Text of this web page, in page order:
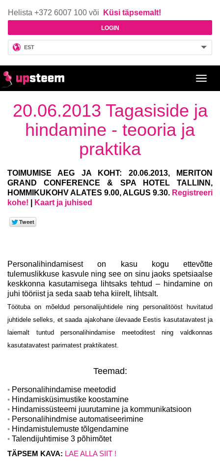
Helista +372 6007 100 või Küsi täpsemalt!
LOGIN
EST
20.06.2013 Tagasiside ja
hindamine - teooria ja
praktika
TOIMUMISE AEG JA KOHT: 20.06.2013, MERITON
GRAND CONFERENCE & SPA HOTEL TALLINN,
HOMMIKUKOHV ALATES 9.00, ALGUS 9.30. Registreeri
kohe!
Kaart ja juhised
Personalihindamisest on kasu kogu ettevõtte
tulemuslikkuse kasvule ning see on sinu jaoks spetsiaalse
keskkonna kasutamisega lihtsaks tehtud – hindamine on
juhi tööriist ja seda saab teha kiirelt, lihtsalt.
Töötuba on mõeldud personalijuhtidele ning personalitööst huvitatud
juhtidele selleks, et saada ajakohane ülevaade Eestis kasutatavatest ja
laiemalt tuntud personalihindamise meetoditest ning valdkonnas
kasutatavatest parimatest praktikatest.
Teemad:
Personalihindamise meetodid
Hindamisküsimustike koostamine
Hindamissüsteemi juurutamine ja kommunikatsioon
Personalihindmise automatiseerimine
Hindamistulemuste tõlgendamine
Talendijuhtimise 3 põhimõtet
TÄPSEM KAVA: LAE ALLA SIIT !